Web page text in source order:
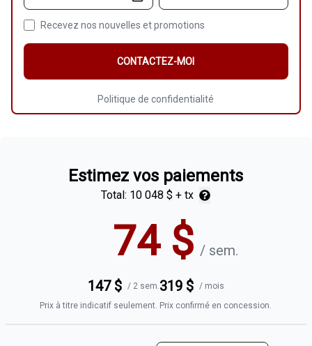
Recevez nos nouvelles et promotions
CONTACTEZ-MOI
Politique de confidentialité
Estimez vos paiements
Total: 10 048 $ + tx
74$ / sem.
147$ / 2 sem.319$ / mois
Prix à titre indicatif seulement. Prix confirmé en concession.